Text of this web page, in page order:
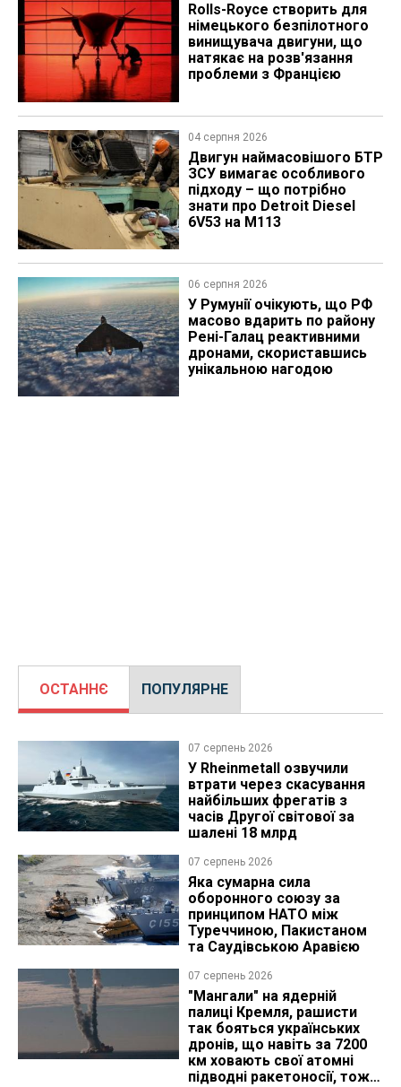
Rolls-Royce створить для
німецького безпілотного
винищувача двигуни, що
натякає на розв'язання
проблеми з Францією
04 серпня 2026
​Двигун наймасовішого БТР
ЗСУ вимагає особливого
підходу – що потрібно
знати про Detroit Diesel
6V53 на M113
06 серпня 2026
У Румунії очікують, що РФ
масово вдарить по району
Рені-Галац реактивними
дронами, скориставшись
унікальною нагодою
ОСТАННЄ ПОПУЛЯРНЕ
07 серпень 2026
У Rheinmetall озвучили
втрати через скасування
найбільших фрегатів з
часів Другої світової за
шалені 18 млрд
07 серпень 2026
Яка сумарна сила
оборонного союзу за
принципом НАТО між
Туреччиною, Пакистаном
та Саудівською Аравією
07 серпень 2026
"Мангали" на ядерній
палиці Кремля, рашисти
так бояться українських
дронів, що навіть за 7200
км ховають свої атомні
підводні ракетоносії, тож